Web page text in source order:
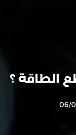
الطاقة ؟
06/